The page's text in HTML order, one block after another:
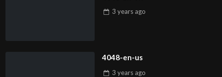
3 years ago
4048-en-us
3 years ago